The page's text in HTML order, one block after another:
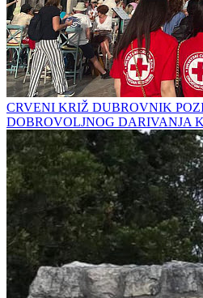
CRVENI KRIŽ DUBROVNIK
DOBROVOLJNOG DARIVANJA